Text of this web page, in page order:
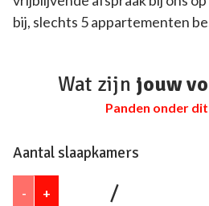
bij, slechts 5 appartementen
Wat zijn jouw
Panden onder
Aantal slaapkamers
- + /